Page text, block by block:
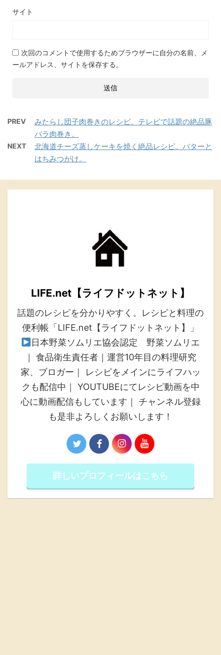
サイト
次回のコメントで使用するためブラウザーに自分の名前、メ
ールアドレス、サイトを保存する。
PREV
みたらし団子肉巻きのレシピ。テレビで話題の絶品豚
バラ肉巻き。
NEXT
北海道チーズ蒸しケーキを焼く絶品レシピ。バターと
はちみつがけ。
LIFE.net【ライフドットネット】
話題のレシピを分かりやすく。レシピと料理の
便利帳「LIFE.net【ライフドットネット】」
日本野菜ソムリエ協会認定 野菜ソムリエ
｜ 食品衛生責任者｜運営10年目の料理研究
家、ブロガー｜ レシピをメインにライフハッ
クも配信中｜ YOUTUBEにてレシピ動画を中
心に動画配信もしています｜ チャンネル登録
も是非よろしくお願いします！
詳しいプロフィールはこちら